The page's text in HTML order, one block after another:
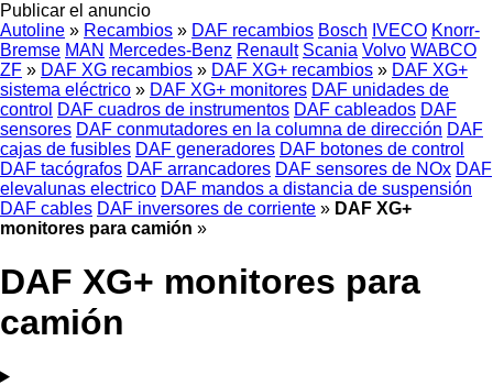
Publicar el anuncio
Autoline » Recambios » DAF recambios Bosch IVECO Knorr-
Bremse MAN Mercedes-Benz Renault Scania Volvo WABCO
ZF » DAF XG recambios » DAF XG+ recambios » DAF XG+
sistema eléctrico » DAF XG+ monitores DAF unidades de
control DAF cuadros de instrumentos DAF cableados DAF
sensores DAF conmutadores en la columna de dirección DAF
cajas de fusibles DAF generadores DAF botones de control
DAF tacógrafos DAF arrancadores DAF sensores de NOx DAF
elevalunas electrico DAF mandos a distancia de suspensión
DAF cables DAF inversores de corriente » DAF XG+
monitores para camión »
DAF XG+ monitores para
camión